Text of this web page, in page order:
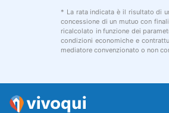
* La rata indicata è il risultato di
concessione di un mutuo con
ricalcolato in funzione dei
condizioni economiche e
mediatore convenzionato o non